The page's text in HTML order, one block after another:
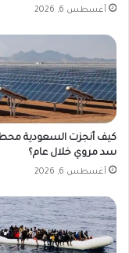
أغسطس 6, 2026
كيف أنجزت السعودية
سد مروي خلال عام؟
أغسطس 6, 2026